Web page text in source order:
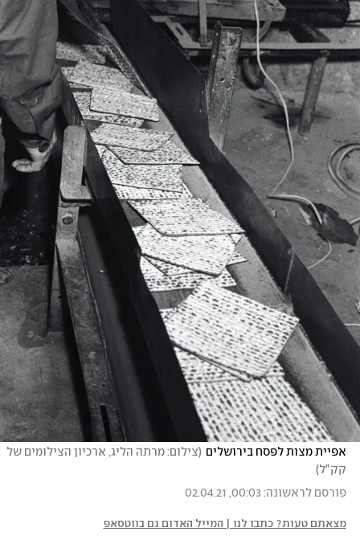
אפיית מצות לפסח בירושלים (
קק"ל)
פורסם לראשונה: 00:03, 02.04.21
מצאתם טעות? כתבו לנו | המייל האדום גם בווטסאפ